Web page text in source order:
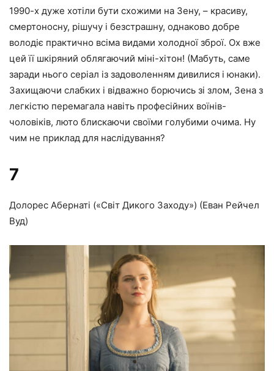
1990-х дуже хотіли бути схожими на Зену, – красиву,
смертоносну, рішучу і безстрашну, однаково добре
володіє практично всіма видами холодної зброї. Ох вже
цей її шкіряний облягаючий міні-хітон! (Мабуть, саме
заради нього серіал із задоволенням дивилися і юнаки).
Захищаючи слабких і відважно борючись зі злом, Зена з
легкістю перемагала навіть професійних воїнів-
чоловіків, люто блискаючи своїми голубими очима. Ну
чим не приклад для наслідування?
7
Долорес Абернаті («Світ Дикого Заходу») (Еван Рейчел
Вуд)